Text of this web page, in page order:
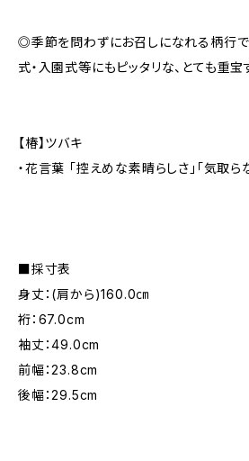
◎季節を問わずにお召しになれる柄行で
式・入園式等にもピッタリな、とても重宝
【椿】ツバキ
・花言葉 「控えめな素晴らしさ」「気取ら
■採寸表
身丈：(肩から)160.0㎝
裄：67.0cm
袖丈：49.0cm
前幅：23.8cm
後幅：29.5cm